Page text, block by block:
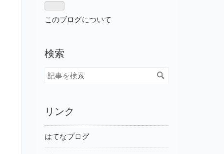
このブログについて
検索
リンク
はてなブログ